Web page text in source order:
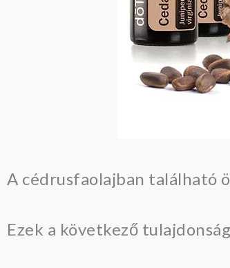
A cédrusfaolajban található
Ezek a következő